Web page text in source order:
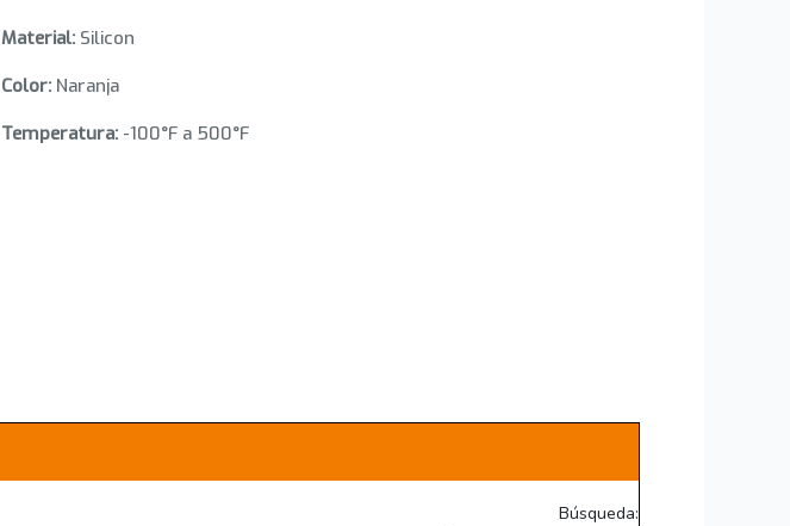
Material: Silicon
Color: Naranja
Temperatura: -100°F a 500°F
Búsqueda: